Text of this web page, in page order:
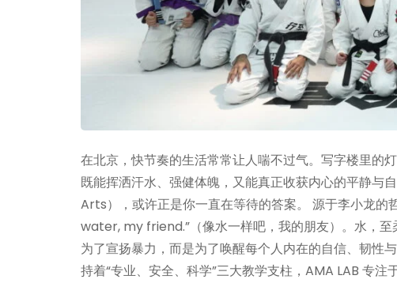
在北京，快节奏的生活常常让人喘不过气。写字楼里
既能挥洒汗水、强健体魄，又能真正收获内心的平静与
Arts），或许正是你一直在等待的答案。 源于李小龙的
water, my friend.”（像水一样吧，我的朋友）。水，
为了宣扬暴力，而是为了唤醒每个人内在的自信、韧性
持着“专业、安全、科学”三大教学支柱，AMA LAB 专